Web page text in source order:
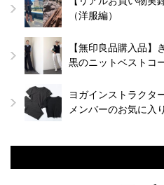
（洋服編）
【無印良品購入品】
黒のニットベストコ
ヨガインストラクタ
メンバーのお気に入り